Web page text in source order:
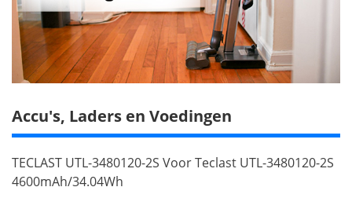
Accu's, Laders en Voedingen
TECLAST UTL-3480120-2S Voor Teclast UTL-3480120-2S
4600mAh/34.04Wh